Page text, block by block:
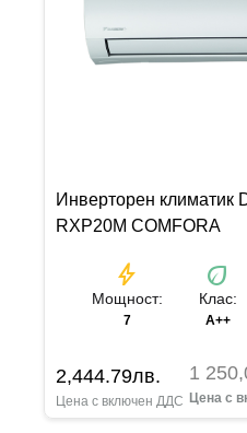
Инверторен климатик
RXP20M COMFORA
bolt
Мощност:
7
eco
Клас:
A++
2,444.79лв. 1